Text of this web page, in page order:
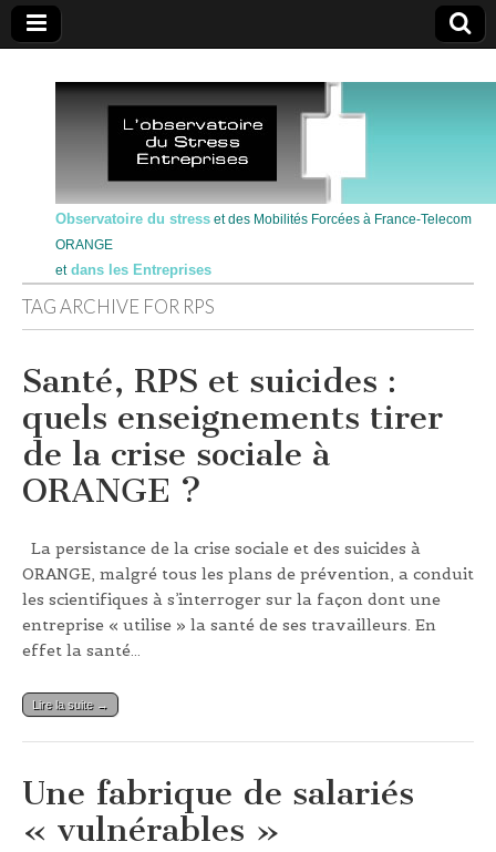
Observatoire du stress et des Mobilités Forcées à France-Telecom
ORANGE
etdans les Entreprises
TAG ARCHIVE FOR RPS
Santé, RPS et suicides :
quels enseignements tirer
de la crise sociale à
ORANGE ?
La persistance de la crise sociale et des suicides à
ORANGE, malgré tous les plans de prévention, a conduit
les scientifiques à s’interroger sur la façon dont une
entreprise « utilise » la santé de ses travailleurs. En
effet la santé…
Lire la suite →
Une fabrique de salariés
« vulnérables »